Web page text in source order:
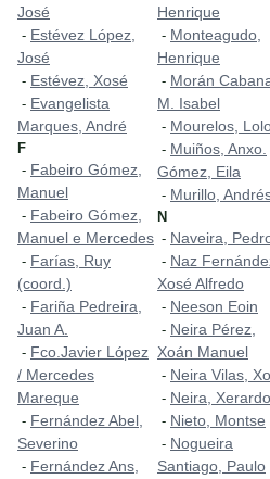
José
- Estévez López,
José
- Estévez, Xosé
- Evangelista
Marques, André
F
- Fabeiro Gómez,
Manuel
- Fabeiro Gómez,
Manuel e Mercedes
- Farías, Ruy
(coord.)
- Fariña Pedreira,
Juan A.
- Fco.Javier López
/ Mercedes
Mareque
- Fernández Abel,
Severino
- Fernández Ans,
Henrique
- Monteagudo,
Henrique
- Morán
M. Isabel
- Mourelos,
- Muiños, Anxo.
Gómez, Eila
- Murillo,
N
- Naveira,
- Naz
Xosé Alfredo
- Neeson Eoin
- Neira Pérez,
Xoán Manuel
- Neira Vilas,
- Neira, Xerardo
- Nieto, Montse
- Nogueira
Santiago, Paulo